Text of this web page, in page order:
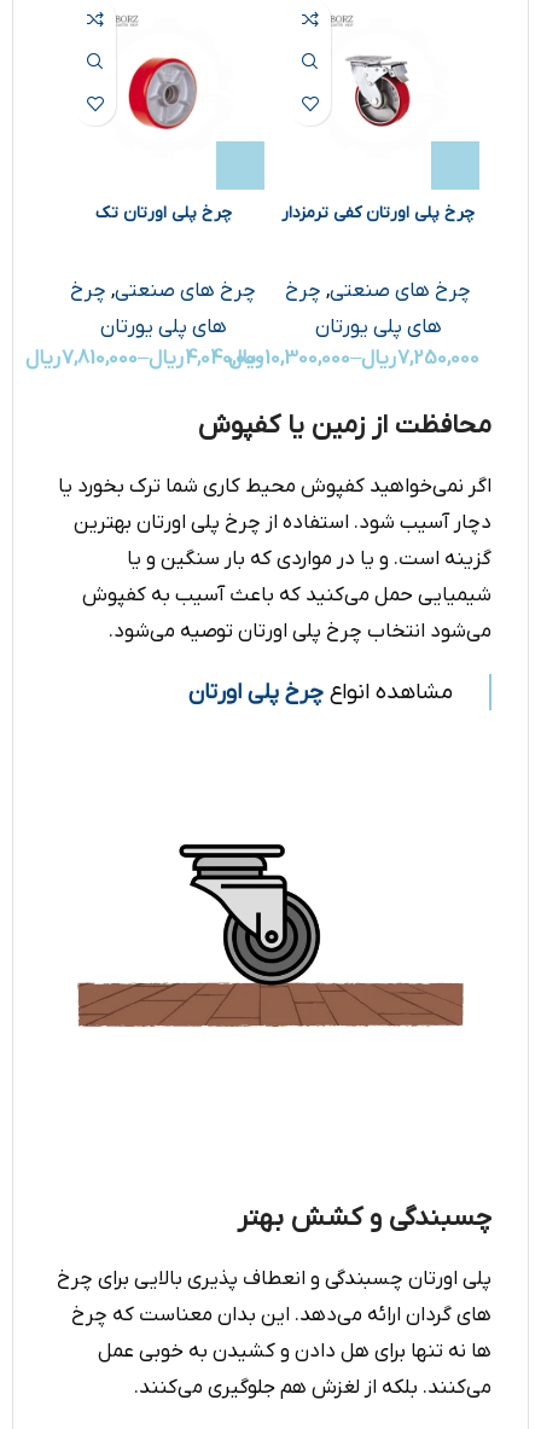
چرخ پلی اورتان کفی ترمزدار
چرخ های صنعتی, چرخ
های پلی یورتان
7,250,000ریال–
10,300,000ریال
چرخ پلی اورتان تک
چرخ های صنعتی, چرخ
های پلی یورتان
4,040,000ریال–
7,810,000ریال
محافظت از زمین یا کفپوش
اگر نمی‌خواهید کفپوش محیط کاری شما ترک بخورد یا
دچار آسیب شود. استفاده از چرخ پلی اورتان بهترین
گزینه‌ است. و یا در مواردی که بار سنگین و یا
شیمیایی حمل می‌کنید که باعث آسیب به کفپوش
می‌شود انتخاب چرخ پلی اورتان توصیه می‌شود.
مشاهده انواع چرخ پلی اورتان
چسبندگی و کشش بهتر
پلی اورتان چسبندگی و انعطاف پذیری بالایی برای چرخ
های گردان ارائه می‌دهد. این بدان معناست که چرخ
ها نه تنها برای هل دادن و کشیدن به خوبی عمل
می‌کنند. بلکه از لغزش هم جلوگیری می‌کنند.